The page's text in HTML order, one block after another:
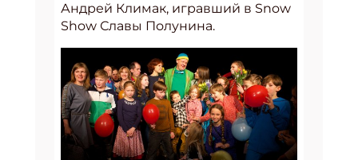
Андрей Климак, игравший в Snow
Show Славы Полунина.